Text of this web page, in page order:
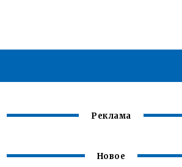
Реклама
Новое